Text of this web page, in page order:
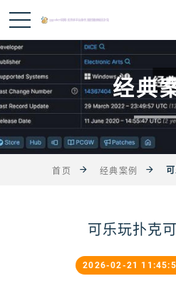
经典
首页 经典案例
可乐玩扑克
2026-02-21